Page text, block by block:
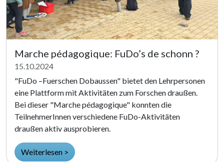
Marche pédagogique: FuDo’s de schonn ?
15.10.2024
"FuDo –Fuerschen Dobaussen" bietet den Lehrpersonen
eine Plattform mit Aktivitäten zum Forschen draußen.
Bei dieser "Marche pédagogique" konnten die
TeilnehmerInnen verschiedene FuDo-Aktivitäten
draußen aktiv ausprobieren.
Weiterlesen >